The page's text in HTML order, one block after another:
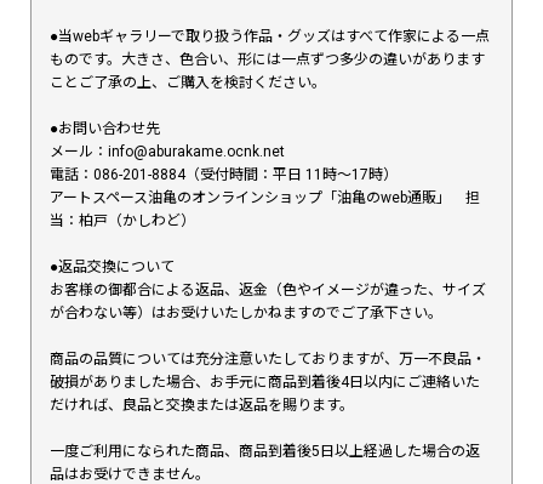
●当webギャラリーで取り扱う作品・グッズはすべて作家による一点
ものです。大きさ、色合い、形には一点ずつ多少の違いがあります
ことご了承の上、ご購入を検討ください。
●お問い合わせ先
メール：info@aburakame.ocnk.net
電話：086-201-8884（受付時間：平日 11時〜17時）
アートスペース油亀のオンラインショップ「油亀のweb通販」 担
当：柏戸（かしわど）
●返品交換について
お客様の御都合による返品、返金（色やイメージが違った、サイズ
が合わない等）はお受けいたしかねますのでご了承下さい。
商品の品質については充分注意いたしておりますが、万一不良品・
破損がありました場合、お手元に商品到着後4日以内にご連絡いた
だければ、良品と交換または返品を賜ります。
一度ご利用になられた商品、商品到着後5日以上経過した場合の返
品はお受けできません。